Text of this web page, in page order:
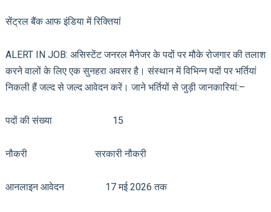
सेंट्रल बैंक आफ इंडिया में रिक्तियां
ALERT IN JOB: असिस्टेंट जनरल मैनेजर के पदों पर मौके रोजगार की तलाश
करने वालों के लिए एक सुनहरा अवसर है। संस्थान में विभिन्न पदों पर भर्तियां
निकली हैं जल्द से जल्द आवेदन करें। जाने भर्तियों से जुड़ी जानकारियां:–
पदों की संख्या 15
नौकरी सरकारी नौकरी
आनलाइन आवेदन 17 मई 2026 तक